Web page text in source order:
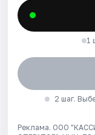
1
2 шаг.
Реклама. ООО